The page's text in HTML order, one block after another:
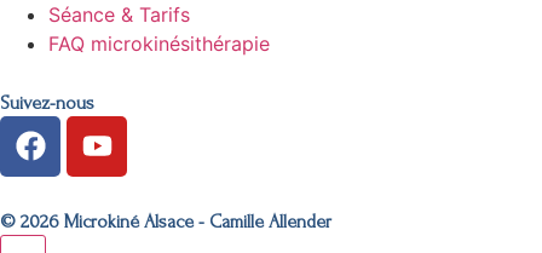
Séance & Tarifs
FAQ microkinésithérapie
Suivez-nous
© 2026 Microkiné Alsace - Camille Allender